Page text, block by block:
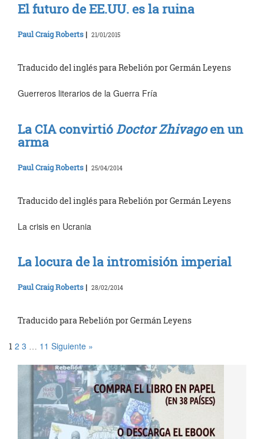
El futuro de EE.UU. es la ruina
Paul Craig Roberts | 21/01/2015
Traducido del inglés para Rebelión por Germán Leyens
Guerreros literarios de la Guerra Fría
La CIA convirtióDoctor Zhivagoen un
arma
Paul Craig Roberts | 25/04/2014
Traducido del inglés para Rebelión por Germán Leyens
La crisis en Ucrania
La locura de la intromisión imperial
Paul Craig Roberts | 28/02/2014
Traducido para Rebelión por Germán Leyens
1 2 3 … 11 Siguiente »